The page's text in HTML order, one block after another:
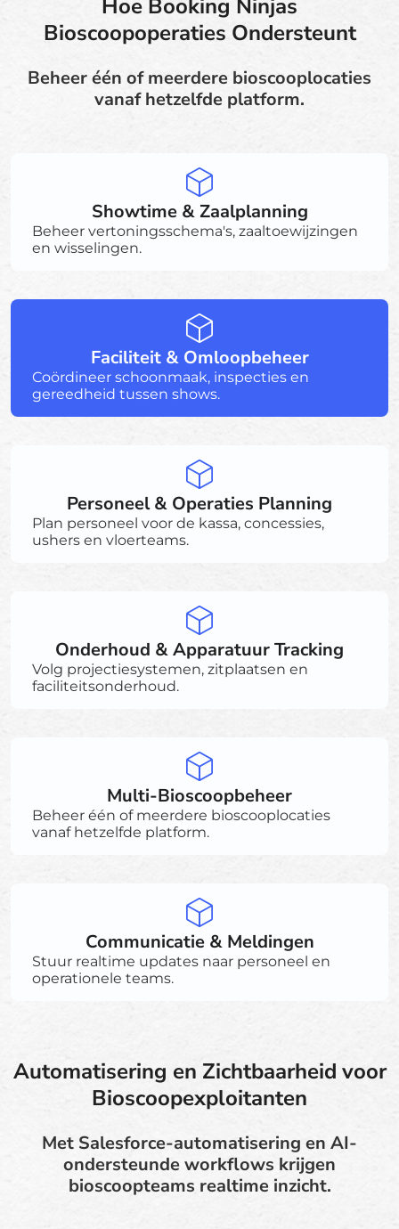
Hoe Booking Ninjas
Bioscoopoperaties Ondersteunt
Beheer één of meerdere bioscooplocaties
vanaf hetzelfde platform.
Showtime & Zaalplanning
Beheer vertoningsschema's, zaaltoewijzingen
en wisselingen.
Faciliteit & Omloopbeheer
Coördineer schoonmaak, inspecties en
gereedheid tussen shows.
Personeel & Operaties Planning
Plan personeel voor de kassa, concessies,
ushers en vloerteams.
Onderhoud & Apparatuur Tracking
Volg projectiesystemen, zitplaatsen en
faciliteitsonderhoud.
Multi-Bioscoopbeheer
Beheer één of meerdere bioscooplocaties
vanaf hetzelfde platform.
Communicatie & Meldingen
Stuur realtime updates naar personeel en
operationele teams.
Automatisering en Zichtbaarheid voor
Bioscoopexploitanten
Met Salesforce-automatisering en AI-
ondersteunde workflows krijgen
bioscoopteams realtime inzicht.